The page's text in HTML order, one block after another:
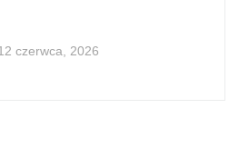
czerwca, 2026